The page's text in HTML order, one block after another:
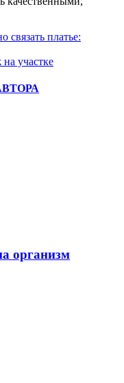
связать платье:
участке
организм